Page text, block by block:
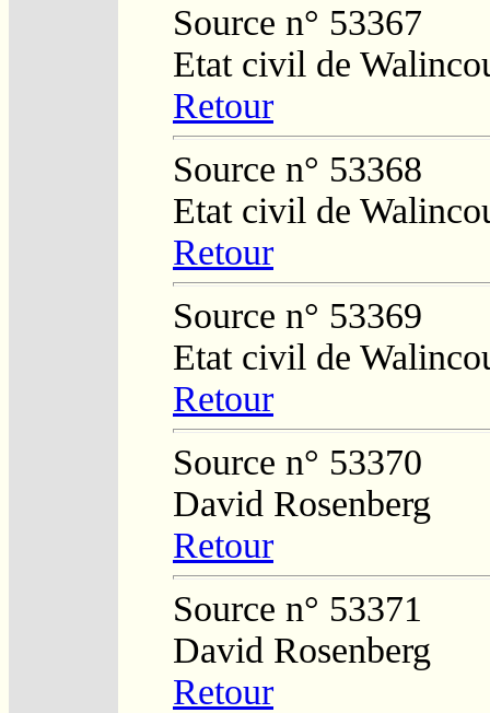
Source n° 53367
Etat civil de
Retour
Source n° 53368
Etat civil de
Retour
Source n° 53369
Etat civil de
Retour
Source n° 53370
David Rosenberg
Retour
Source n° 53371
David Rosenberg
Retour